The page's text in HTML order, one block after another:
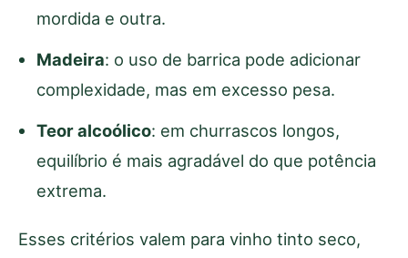
mordida e outra.
Madeira: o uso de barrica pode adicionar
complexidade, mas em excesso pesa.
Teor alcoólico: em churrascos longos,
equilíbrio é mais agradável do que potência
extrema.
Esses critérios valem para vinho tinto seco,